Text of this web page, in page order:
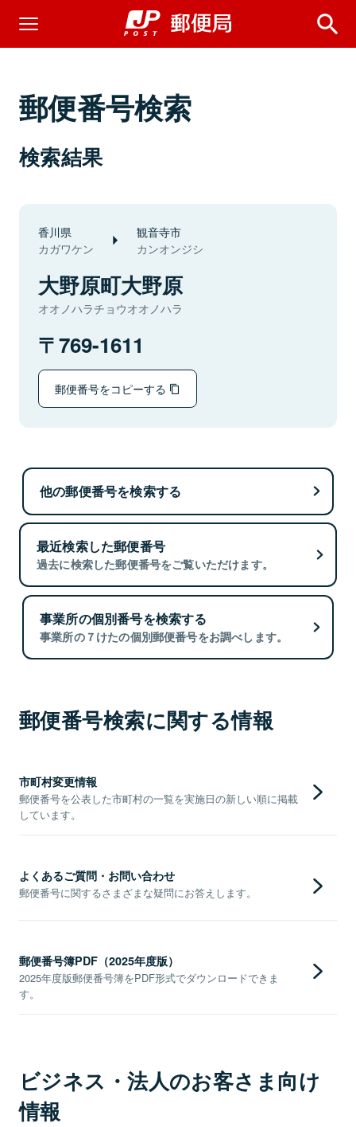
郵便番号検索
検索結果
香川県
カガワケン
観音寺市
カンオンジシ
大野原町大野原
オオノハラチョウオオノハラ
769-1611
郵便番号をコピーする
他の郵便番号を検索する
最近検索した郵便番号
過去に検索した郵便番号をご覧いただけます。
事業所の個別番号を検索する
事業所の７けたの個別郵便番号をお調べします。
郵便番号検索に関する情報
市町村変更情報
郵便番号を公表した市町村の一覧を実施日の新しい順に掲載
しています。
よくあるご質問・お問い合わせ
郵便番号に関するさまざまな疑問にお答えします。
郵便番号簿PDF（2025年度版）
2025年度版郵便番号簿をPDF形式でダウンロードできま
す。
ビジネス・法人のお客さま向け
情報